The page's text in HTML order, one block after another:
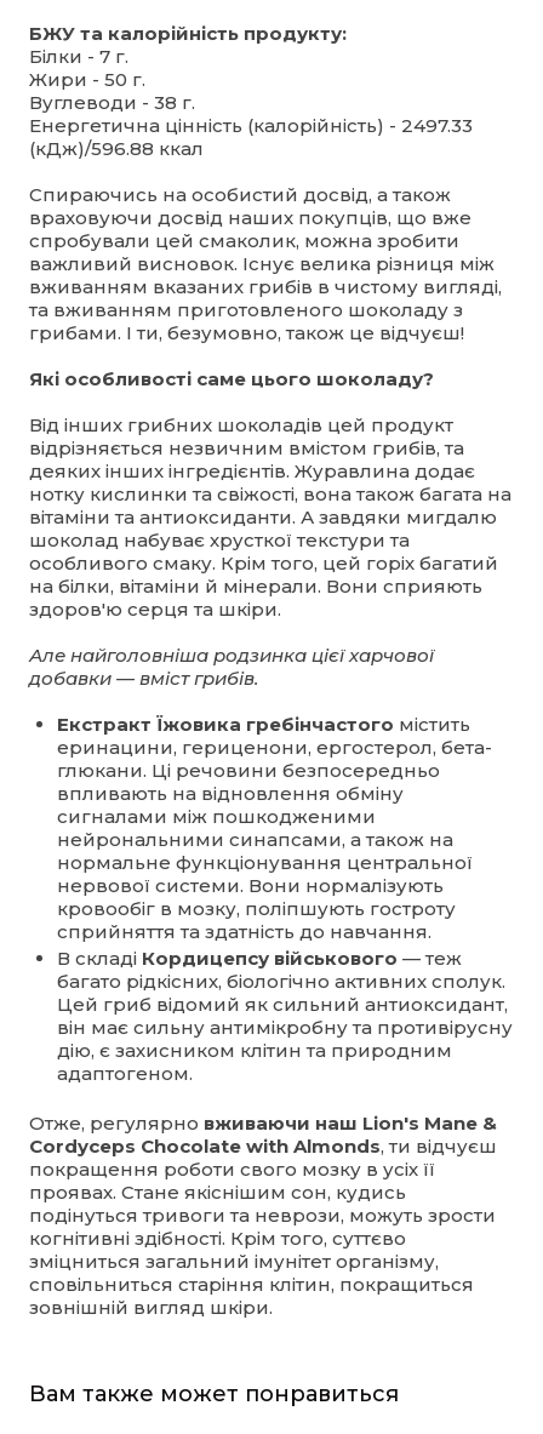
БЖУ та калорійність продукту:
Білки - 7 г.
Жири - 50 г.
Вуглеводи - 38 г.
Енергетична цінність (калорійність) - 2497.33
(кДж)/596.88 ккал
Спираючись на особистий досвід, а також
враховуючи досвід наших покупців, що вже
спробували цей смаколик, можна зробити
важливий висновок. Існує велика різниця між
вживанням вказаних грибів в чистому вигляді,
та вживанням приготовленого шоколаду з
грибами. І ти, безумовно, також це відчуєш!
Які особливості саме цього шоколаду?
Від інших грибних шоколадів цей продукт
відрізняється незвичним вмістом грибів, та
деяких інших інгредієнтів. Журавлина додає
нотку кислинки та свіжості, вона також багата на
вітаміни та антиоксиданти. А завдяки мигдалю
шоколад набуває хрусткої текстури та
особливого смаку. Крім того, цей горіх багатий
на білки, вітаміни й мінерали. Вони сприяють
здоров'ю серця та шкіри.
Але найголовніша родзинка цієї харчової
добавки — вміст грибів.
Екстракт Їжовика гребінчастого містить
еринацини, гериценони, ергостерол, бета-
глюкани. Ці речовини безпосередньо
впливають на відновлення обміну
сигналами між пошкодженими
нейрональними синапсами, а також на
нормальне функціонування центральної
нервової системи. Вони нормалізують
кровообіг в мозку, поліпшують гостроту
сприйняття та здатність до навчання.
В складі Кордицепсу військового — теж
багато рідкісних, біологічно активних сполук.
Цей гриб відомий як сильний антиоксидант,
він має сильну антимікробну та противірусну
дію, є захисником клітин та природним
адаптогеном.
Отже, регулярно вживаючи наш Lion's Mane &
Cordyceps Chocolate with Almonds, ти відчуєш
покращення роботи свого мозку в усіх її
проявах. Стане якіснішим сон, кудись
подінуться тривоги та неврози, можуть зрости
когнітивні здібності. Крім того, суттєво
зміцниться загальний імунітет організму,
сповільниться старіння клітин, покращиться
зовнішній вигляд шкіри.
Вам также может понравиться